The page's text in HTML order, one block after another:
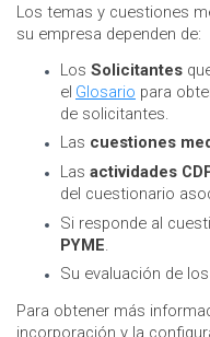
Los temas y cuestiones
su empresa dependen de:
Los Solicitantes
el Glosario para
de solicitantes.
Las cuestiones
Las actividades
del cuestionario
Si responde al
PYME.
Su evaluación de los
Para obtener más
incorporación y la